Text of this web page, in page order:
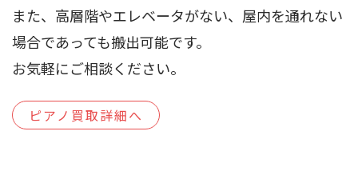
また、高層階やエレベータがない、屋内を通れない
場合であっても搬出可能です。
お気軽にご相談ください。
ピアノ買取詳細へ